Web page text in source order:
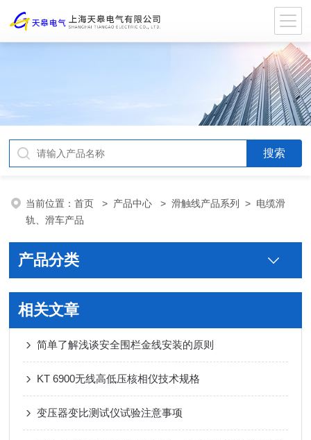
当前位置：首页 > 产品中心 >滑触线产品系列 > 电缆滑
轨、滑车产品
产品分类
相关文章
简单了解浅谈安全围栏金线安装的原则
KT 6900无线高低压核相仪技术规格
变压器变比测试仪试验注意事项